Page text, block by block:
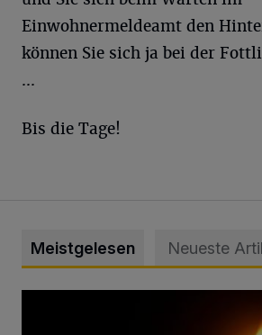
Einwohnermeldeamt den
können Sie sich ja bei der
...
Bis die Tage!
Meistgelesen Neueste